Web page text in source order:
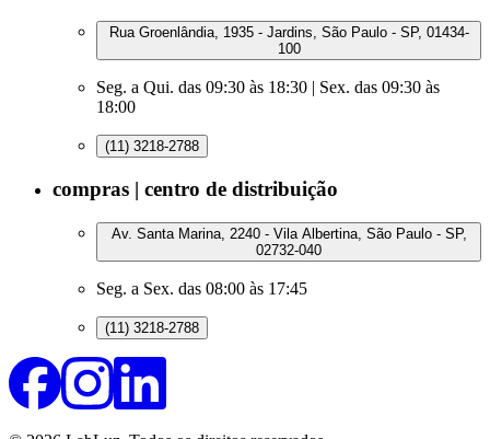
Rua Groenlândia, 1935 - Jardins, São Paulo - SP, 01434-
100
Seg. a Qui. das 09:30 às 18:30 | Sex. das 09:30 às
18:00
(11) 3218-2788
compras | centro de distribuição
Av. Santa Marina, 2240 - Vila Albertina, São Paulo - SP,
02732-040
Seg. a Sex. das 08:00 às 17:45
(11) 3218-2788